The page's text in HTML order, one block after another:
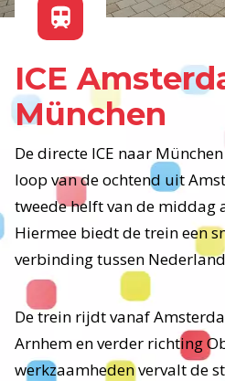
ICE
München
De directe ICE naar
loop van de ochtend uit
tweede helft van de middag
Hiermee biedt de trein een
verbinding tussen
De trein rijdt vanaf
Arnhem en verder richting
werkzaamheden vervalt de